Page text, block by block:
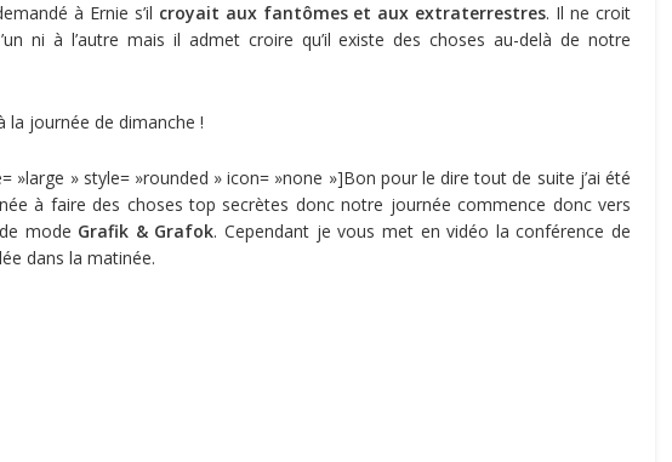
à Ernie s’il croyait aux fantômes et aux extraterrestres. Il ne croit
ni à l’autre mais il admet croire qu’il existe des choses au-delà de notre
la journée de dimanche !
»large » style= »rounded » icon= »none »]Bon pour le dire tout de suite j’ai été
à faire des choses top secrètes donc notre journée commence donc vers
mode Grafik & Grafok. Cependant je vous met en vidéo la conférence de
dans la matinée.